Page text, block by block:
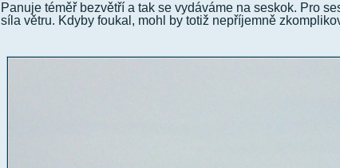
Panuje téměř bezvětří a tak se vydáváme na seskok. Pro
síla větru. Kdyby foukal, mohl by totiž nepříjemně